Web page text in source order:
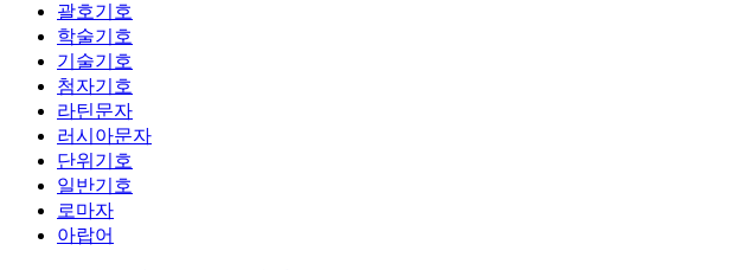
괄호기호
학술기호
기술기호
첨자기호
라틴문자
러시아문자
단위기호
일반기호
로마자
아랍어